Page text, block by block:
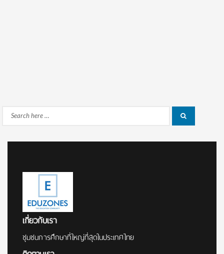
Search
เกี่ยวกับเรา
ชุมชนการศึกษาที่ใหญ่ที่สุดในประเทศไทย